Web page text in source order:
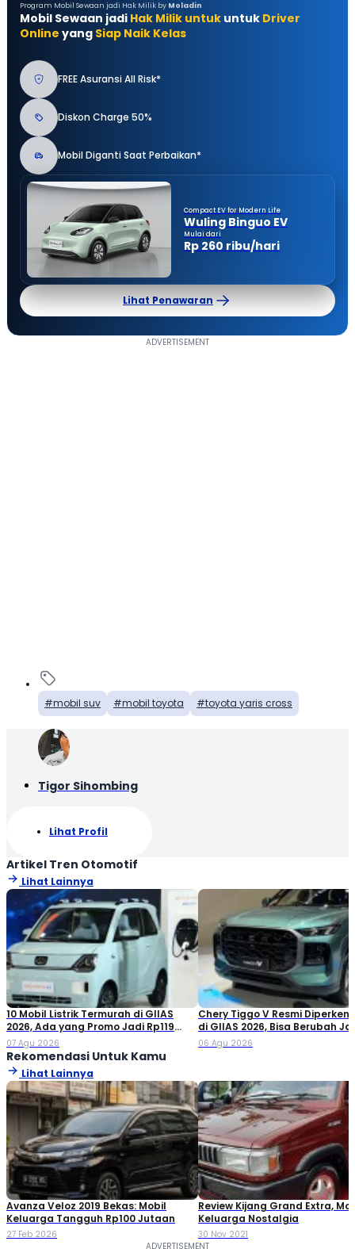
Program Mobil Sewaan jadi Hak Milik by Moladin
Mobil Sewaan jadi Hak Milik untuk untuk Driver
Online yang Siap Naik Kelas
FREE Asuransi All Risk*
Diskon Charge 50%
Mobil Diganti Saat Perbaikan*
Compact EV for Modern Life
Wuling Binguo EV
Mulai dari
Rp 260 ribu/hari
Lihat Penawaran
mobil suv mobil toyota toyota yaris cross
Tigor Sihombing
Lihat Profil
Artikel Tren Otomotif
Lihat Lainnya
10 Mobil Listrik Termurah di GIIAS
2026, Ada yang Promo Jadi Rp119
Jutaan!
07 Agu 2026
Chery Tiggo V Resmi
di GIIAS 2026, Bisa Berubah
Double Cabin
06 Agu 2026
Rekomendasi Untuk Kamu
Lihat Lainnya
Avanza Veloz 2019 Bekas: Mobil
Keluarga Tangguh Rp100 Jutaan
27 Feb 2026
Review Kijang Grand Extra,
Keluarga Nostalgia
30 Nov 2021